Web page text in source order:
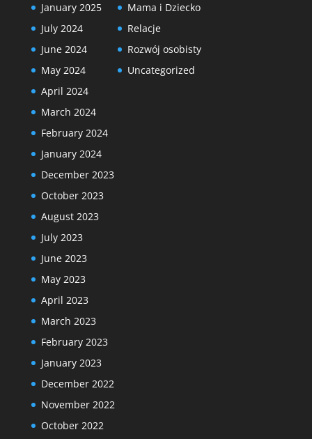
January 2025
July 2024
June 2024
May 2024
April 2024
March 2024
February 2024
January 2024
December 2023
October 2023
August 2023
July 2023
June 2023
May 2023
April 2023
March 2023
February 2023
January 2023
December 2022
November 2022
October 2022
Mama i Dziecko
Relacje
Rozwój osobisty
Uncategorized